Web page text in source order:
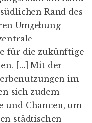
Rand des
Umgebung
für die zukünftige
[…] Mit der
im
sich zudem
und Chancen, um
städtischen